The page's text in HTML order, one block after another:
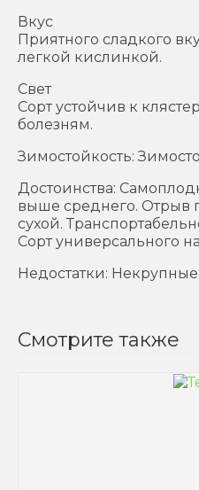
Вкус
Приятного сладкого
легкой кислинкой.
Свет
Сорт устойчив к
болезням.
Зимостойкость:
Достоинства:
выше среднего. Отрыв
сухой.
Сорт универсального
Недостатки:
Смотрите также